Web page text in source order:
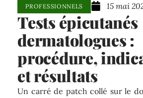
PROFESSIONNELS 15 mai
Tests épicutanés
dermatologues :
procédure,
et résultats
Un carré de patch collé sur le